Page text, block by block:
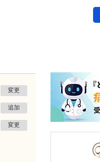
変更
追加
変更